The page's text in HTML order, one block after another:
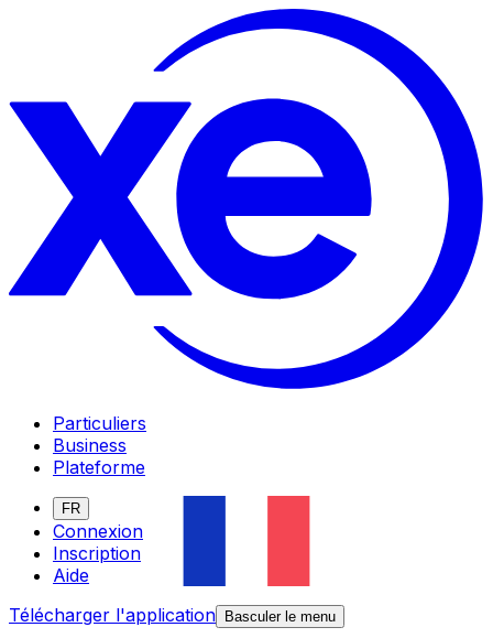
Particuliers
Business
Plateforme
FR
Connexion
Inscription
Aide
Télécharger l'application
Basculer le menu